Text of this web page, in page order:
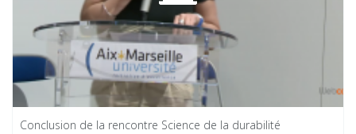
Conclusion de la rencontre Science de la durabilité